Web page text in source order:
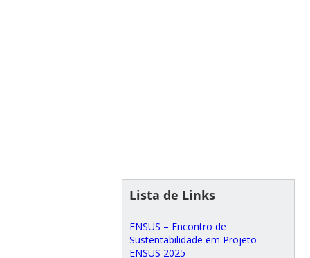
Lista de Links
ENSUS – Encontro de
Sustentabilidade em Projeto
ENSUS 2025